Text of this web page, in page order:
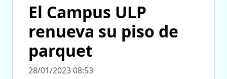
El Campus ULP
renueva su piso de
parquet
28/01/2023 08:53